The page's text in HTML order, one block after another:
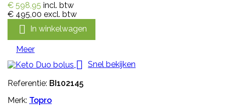
€ 598,95 incl. btw
€ 495,00 excl. btw
 In winkelwagen
Meer

Snel bekijken
Referentie: BI102145
Merk: Topro